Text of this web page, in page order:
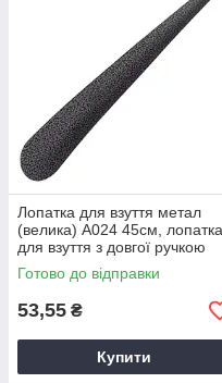
Лопатка для взуття метал
(велика) А024 45см, лопатка
для взуття з довгої ручкою
Готово до відправки
53,55 ₴
Купити